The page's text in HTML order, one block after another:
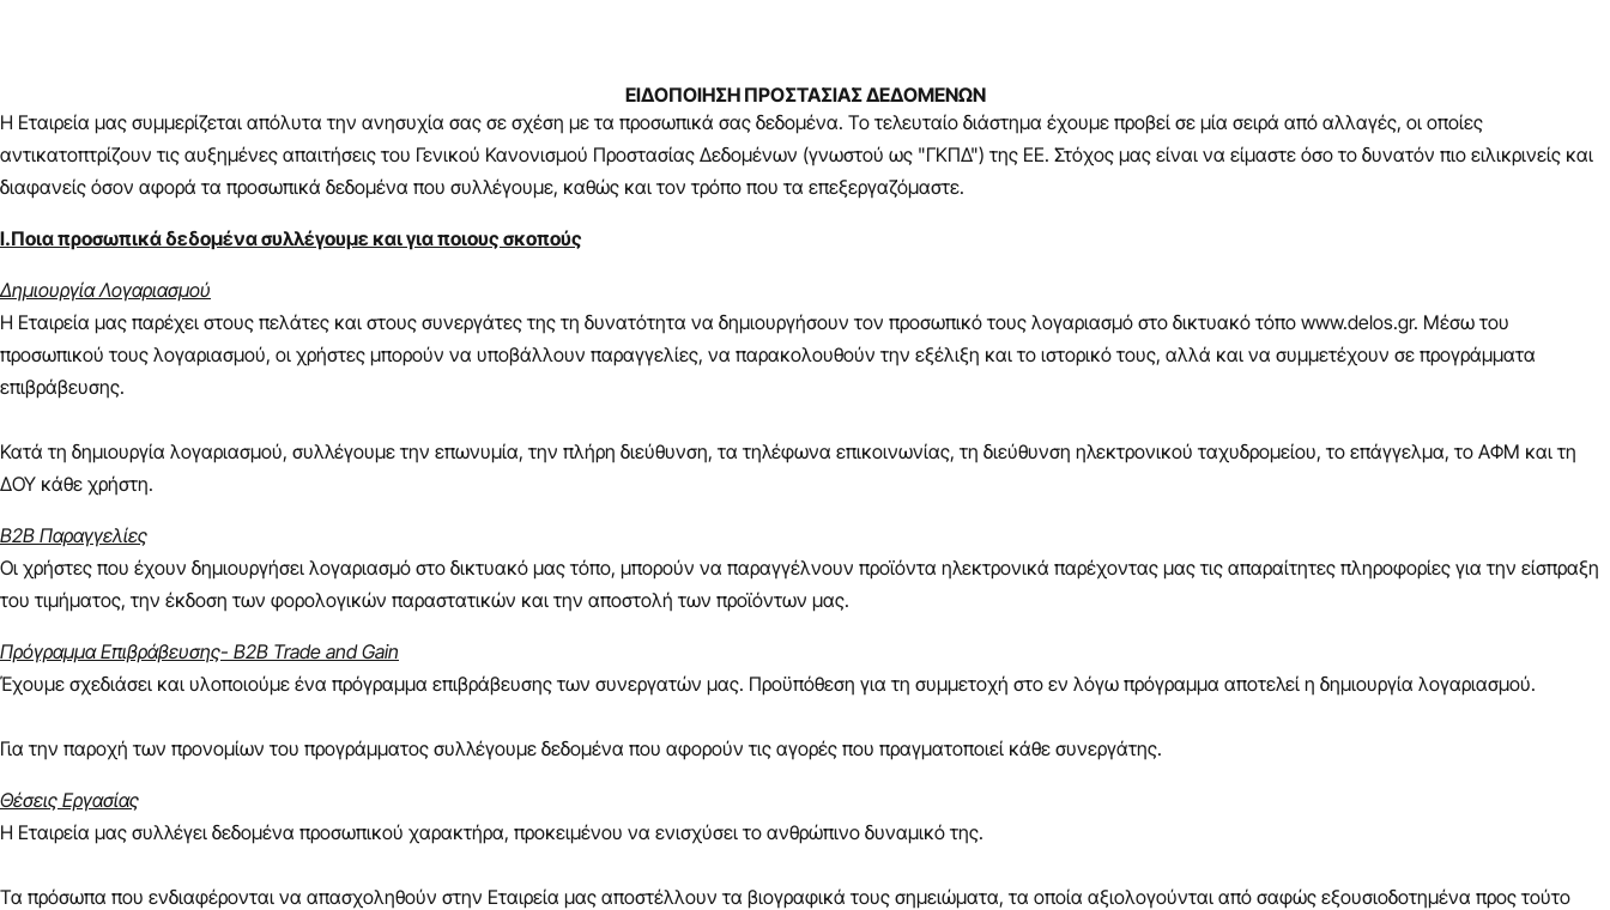
ΕΙΔΟΠΟΙΗΣΗ ΠΡΟΣΤΑΣΙΑΣ ΔΕΔΟΜΕΝΩΝ
Η Εταιρεία μας συμμερίζεται απόλυτα την ανησυχία σας σε σχέση με τα προσωπικά σας δεδομένα. Το τελευταίο διάστημα έχουμε προβεί σε μία σειρά από αλλαγές, οι οποίες
αντικατοπτρίζουν τις αυξημένες απαιτήσεις του Γενικού Κανονισμού Προστασίας Δεδομένων (γνωστού ως "ΓΚΠΔ") της ΕΕ. Στόχος μας είναι να είμαστε όσο το δυνατόν πιο ειλικρινείς και
διαφανείς όσον αφορά τα προσωπικά δεδομένα που συλλέγουμε, καθώς και τον τρόπο που τα επεξεργαζόμαστε.
Ι.Ποια προσωπικά δεδομένα συλλέγουμε και για ποιους σκοπούς
Δημιουργία Λογαριασμού
Η Εταιρεία μας παρέχει στους πελάτες και στους συνεργάτες της τη δυνατότητα να δημιουργήσουν τον προσωπικό τους λογαριασμό στο δικτυακό τόπο www.delos.gr. Μέσω του
προσωπικού τους λογαριασμού, οι χρήστες μπορούν να υποβάλλουν παραγγελίες, να παρακολουθούν την εξέλιξη και το ιστορικό τους, αλλά και να συμμετέχουν σε προγράμματα
επιβράβευσης.
Κατά τη δημιουργία λογαριασμού, συλλέγουμε την επωνυμία, την πλήρη διεύθυνση, τα τηλέφωνα επικοινωνίας, τη διεύθυνση ηλεκτρονικού ταχυδρομείου, το επάγγελμα, το ΑΦΜ και τη
ΔΟΥ κάθε χρήστη.
Β2Β Παραγγελίες
Οι χρήστες που έχουν δημιουργήσει λογαριασμό στο δικτυακό μας τόπο, μπορούν να παραγγέλνουν προϊόντα ηλεκτρονικά παρέχοντας μας τις απαραίτητες πληροφορίες για την είσπραξη
του τιμήματος, την έκδοση των φορολογικών παραστατικών και την αποστολή των προϊόντων μας.
Πρόγραμμα Επιβράβευσης- B2B Trade and Gain
Έχουμε σχεδιάσει και υλοποιούμε ένα πρόγραμμα επιβράβευσης των συνεργατών μας. Προϋπόθεση για τη συμμετοχή στο εν λόγω πρόγραμμα αποτελεί η δημιουργία λογαριασμού.
Για την παροχή των προνομίων του προγράμματος συλλέγουμε δεδομένα που αφορούν τις αγορές που πραγματοποιεί κάθε συνεργάτης.
Θέσεις Εργασίας
Η Εταιρεία μας συλλέγει δεδομένα προσωπικού χαρακτήρα, προκειμένου να ενισχύσει το ανθρώπινο δυναμικό της.
Τα πρόσωπα που ενδιαφέρονται να απασχοληθούν στην Εταιρεία μας αποστέλλουν τα βιογραφικά τους σημειώματα, τα οποία αξιολογούνται από σαφώς εξουσιοδοτημένα προς τούτο